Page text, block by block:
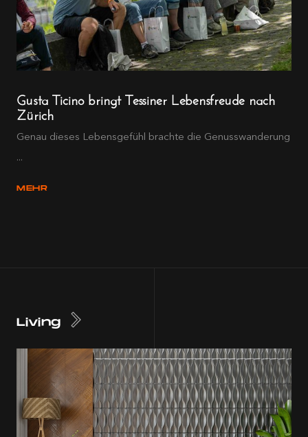
Gusta Ticino bringt Tessiner Lebensfreude nach
Zürich
Genau dieses Lebensgefühl brachte die Genusswanderung
...
MEHR
Living